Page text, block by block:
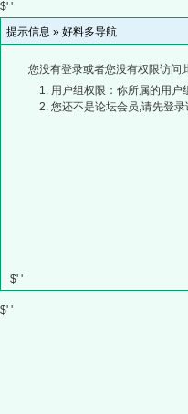
$' '
提示信息 » 好料多导航
您没有登录或者您没有权限访问
用户组权限：你所属的用户
您还不是论坛会员,请先登录
$' '
$' '